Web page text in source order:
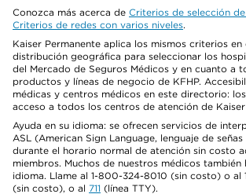
Conozca más acerca de Criterios de selección
Criterios de redes con varios niveles.
Kaiser Permanente aplica los mismos criterios en
distribución geográfica para seleccionar los
del Mercado de Seguros Médicos y en cuanto a
productos y líneas de negocio de KFHP.
médicas y centros médicos en este directorio:
acceso a todos los centros de atención de Kaiser
Ayuda en su idioma: se ofrecen servicios de
ASL (American Sign Language, lenguaje de
durante el horario normal de atención sin costo
miembros. Muchos de nuestros médicos también
idioma. Llame al 1-800-324-8010 (sin costo) o al
(sin costo), o al 711 (línea TTY).